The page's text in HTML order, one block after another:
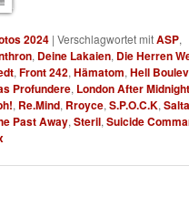
2024 |Verschlagwortet mitASP
Deine Lakaien Die Herren
,Front 242 ,Hämatom ,Hell
Profundere London After Midnight
Re.Mind Rroyce ,S.P.O.C.K ,
Past Away ,Steril ,Suicide